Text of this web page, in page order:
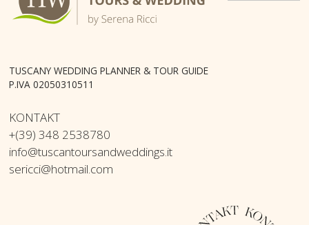
TUSCANY WEDDING PLANNER & TOUR GUIDE
P.IVA 02050310511
KONTAKT
+(39) 348 2538780
info@tuscantoursandweddings.it
sericci@hotmail.com